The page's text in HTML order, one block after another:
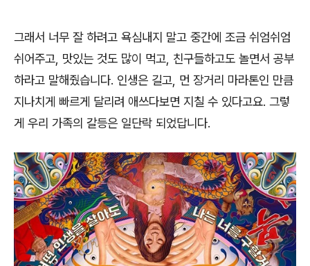
그래서 너무 잘 하려고 욕심내지 말고 중간에 조금 쉬엄쉬엄
쉬어주고 맛있는 것도 많이 먹고 친구들하고도 놀면서 공부
하라고 말해줬습니다. 인생은 길고 먼 장거리 마라톤인 만큼
지나치게 빠르게 달리려 애쓰다보면 지칠 수 있다고요. 그렇
게 우리 가족의 갈등은 일단락 되었답니다.